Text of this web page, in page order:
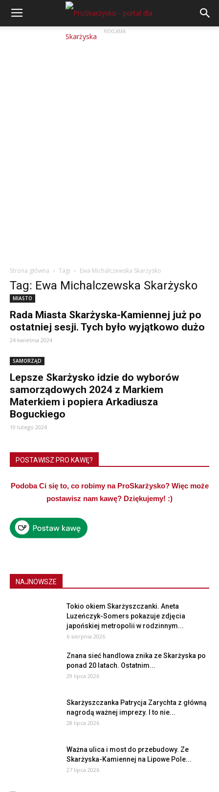
REKLAMA
Strona główna Tagi Ewa Michalczewska Skarżysko
Tag: Ewa Michalczewska Skarżysko
MIASTO
Rada Miasta Skarżyska-Kamiennej już po
ostatniej sesji. Tych było wyjątkowo dużo
24 kwietnia 2024
SAMORZĄD
Lepsze Skarżysko idzie do wyborów
samorządowych 2024 z Markiem
Materkiem i popiera Arkadiusza
Boguckiego
10 lutego 2024
POSTAWISZ PRO KAWĘ?
Podoba Ci się to, co robimy na ProSkarżysko? Więc może
postawisz nam kawę? Dziękujemy! :)
NAJNOWSZE
Tokio okiem Skarżyszczanki. Aneta
Luzeńczyk-Somers pokazuje zdjęcia
japońskiej metropolii w rodzinnym...
6 sierpnia 2026
Znana sieć handlowa znika ze Skarżyska po
ponad 20 latach. Ostatnim...
29 lipca 2026
Skarżyszczanka Patrycja Zarychta z główną
nagrodą ważnej imprezy. I to nie...
28 lipca 2026
Ważna ulica i most do przebudowy. Ze
Skarżyska-Kamiennej na Lipowe Pole...
27 lipca 2026